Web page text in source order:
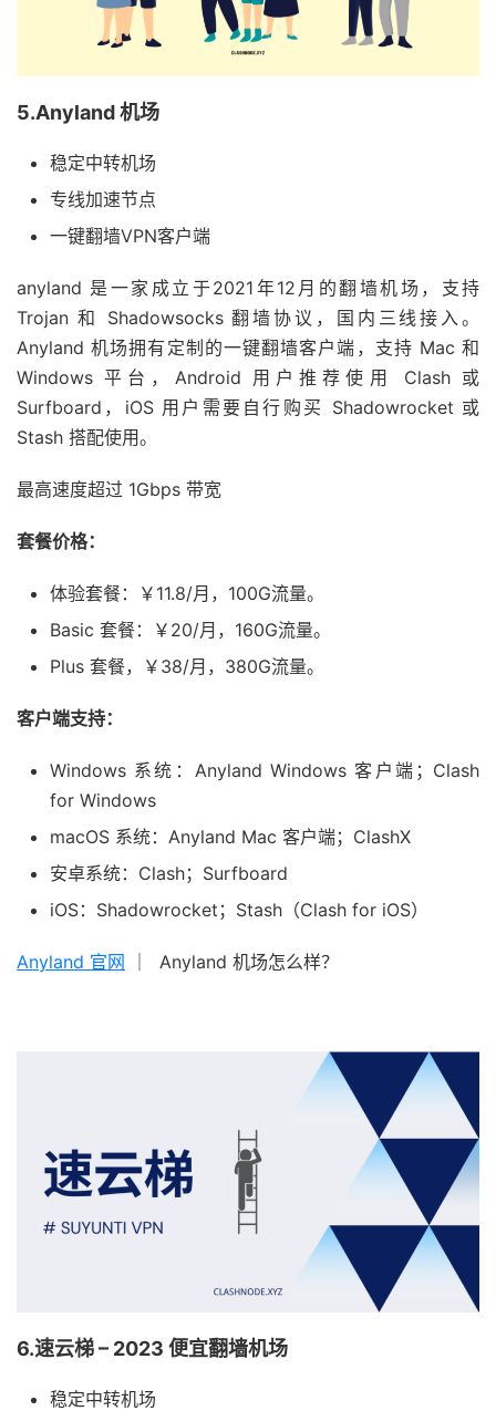
5.Anyland 机场
稳定中转机场
专线加速节点
一键翻墙VPN客户端
anyland 是一家成立于2021年12月的翻墙机场，支持
Trojan 和 Shadowsocks 翻墙协议，国内三线接入。
Anyland 机场拥有定制的一键翻墙客户端，支持 Mac 和
Windows 平台，Android 用户推荐使用 Clash 或
Surfboard，iOS 用户需要自行购买 Shadowrocket 或
Stash 搭配使用。
最高速度超过 1Gbps 带宽
套餐价格：
体验套餐：￥11.8/月，100G流量。
Basic 套餐：￥20/月，160G流量。
Plus 套餐，￥38/月，380G流量。
客户端支持：
Windows 系统：Anyland Windows 客户端；Clash
for Windows
macOS 系统：Anyland Mac 客户端；ClashX
安卓系统：Clash；Surfboard
iOS：Shadowrocket；Stash（Clash for iOS）
Anyland 官网 ｜ Anyland 机场怎么样？
6.速云梯 – 2023 便宜翻墙机场
稳定中转机场